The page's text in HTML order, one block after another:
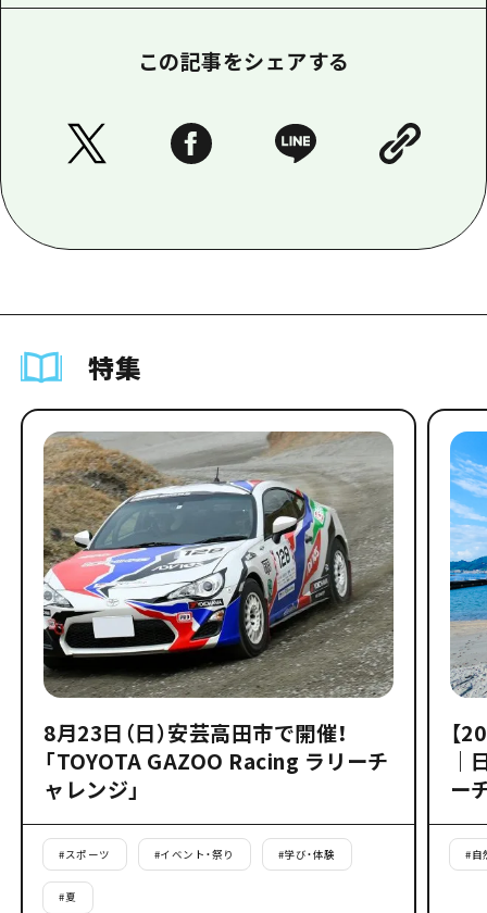
この記事をシェアする
特集
8月23日（日）安芸高田市で開催！
「TOYOTA GAZOO Racing ラリーチ
ャレンジ」
#スポーツ #イベント・祭り #学び・体験
#夏
【
｜
ー
#自